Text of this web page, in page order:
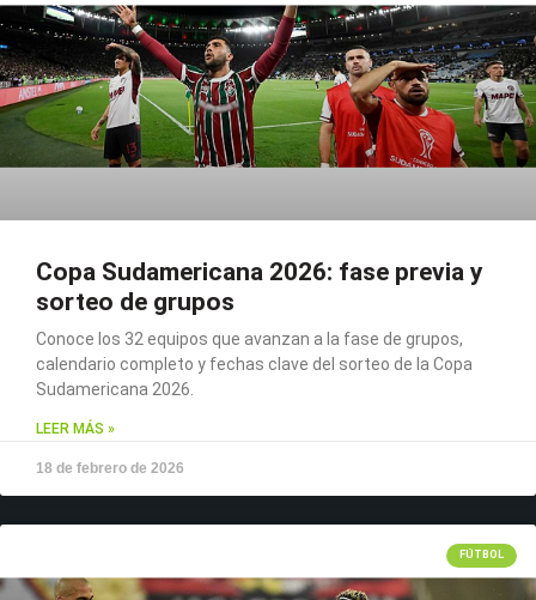
Copa Sudamericana 2026: fase previa y
sorteo de grupos
Conoce los 32 equipos que avanzan a la fase de grupos,
calendario completo y fechas clave del sorteo de la Copa
Sudamericana 2026.
LEER MÁS »
18 de febrero de 2026
FÚTBOL